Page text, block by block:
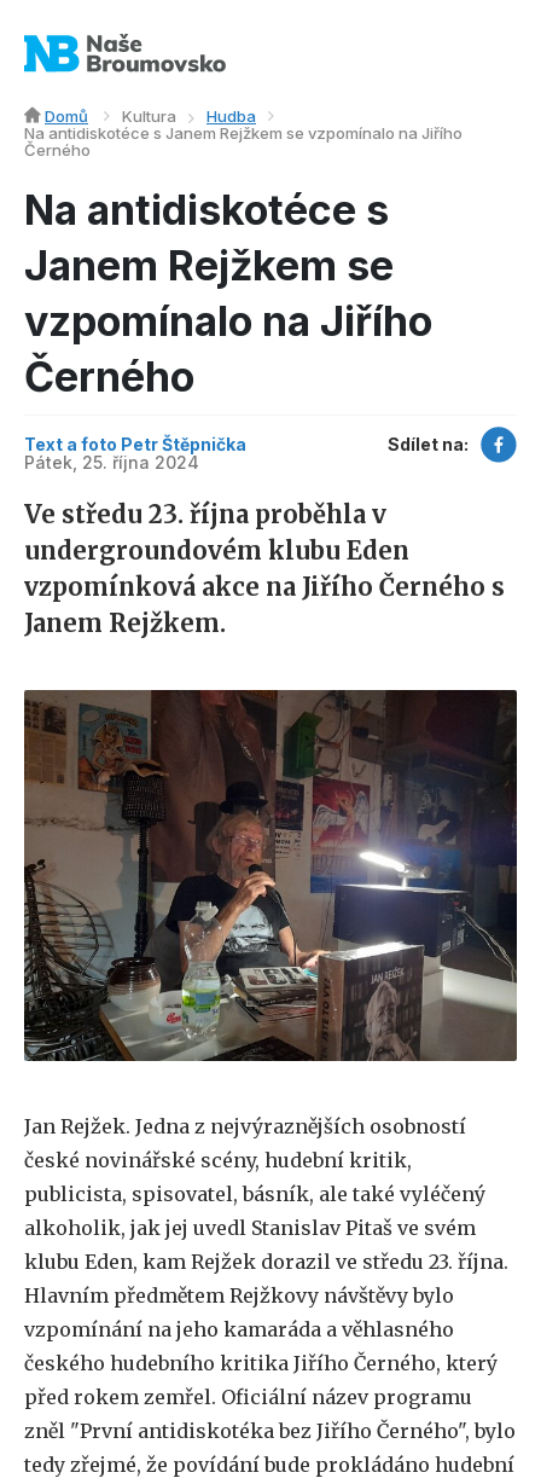
Domů Kultura
Hudba
Na antidiskotéce s Janem Rejžkem se vzpomínalo na Jiřího
Černého
Na antidiskotéce s
Janem Rejžkem se
vzpomínalo na Jiřího
Černého
Text a foto Petr Štěpnička
Pátek, 25. října 2024
Sdílet na:
Ve středu 23. října proběhla v
undergroundovém klubu Eden
vzpomínková akce na Jiřího Černého s
Janem Rejžkem.
Jan Rejžek. Jedna z nejvýraznějších osobností
české novinářské scény, hudební kritik,
publicista, spisovatel, básník, ale také vyléčený
alkoholik, jak jej uvedl Stanislav Pitaš ve svém
klubu Eden, kam Rejžek dorazil ve středu 23. října.
Hlavním předmětem Rejžkovy návštěvy bylo
vzpomínání na jeho kamaráda a věhlasného
českého hudebního kritika Jiřího Černého, který
před rokem zemřel. Oficiální název programu
zněl "První antidiskotéka bez Jiřího Černého", bylo
tedy zřejmé, že povídání bude prokládáno hudební